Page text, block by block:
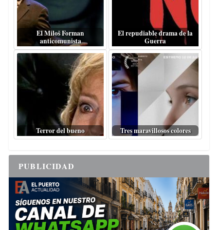
El Miloš Forman
anticomunista
El repudiable drama de la
Guerra
Terror del bueno Tres maravillosos colores
PUBLICIDAD